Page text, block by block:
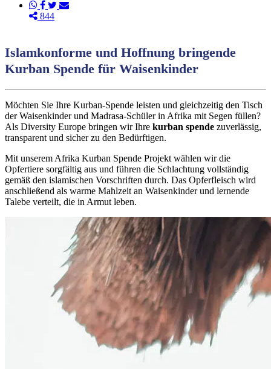
844
Islamkonforme und Hoffnung bringende
Kurban Spende für Waisenkinder
Möchten Sie Ihre Kurban-Spende leisten und gleichzeitig den Tisch
der Waisenkinder und Madrasa-Schüler in Afrika mit Segen füllen?
Als Diversity Europe bringen wir Ihre kurban spende zuverlässig,
transparent und sicher zu den Bedürftigen.
Mit unserem Afrika Kurban Spende Projekt wählen wir die
Opfertiere sorgfältig aus und führen die Schlachtung vollständig
gemäß den islamischen Vorschriften durch. Das Opferfleisch wird
anschließend als warme Mahlzeit an Waisenkinder und lernende
Talebe verteilt, die in Armut leben.